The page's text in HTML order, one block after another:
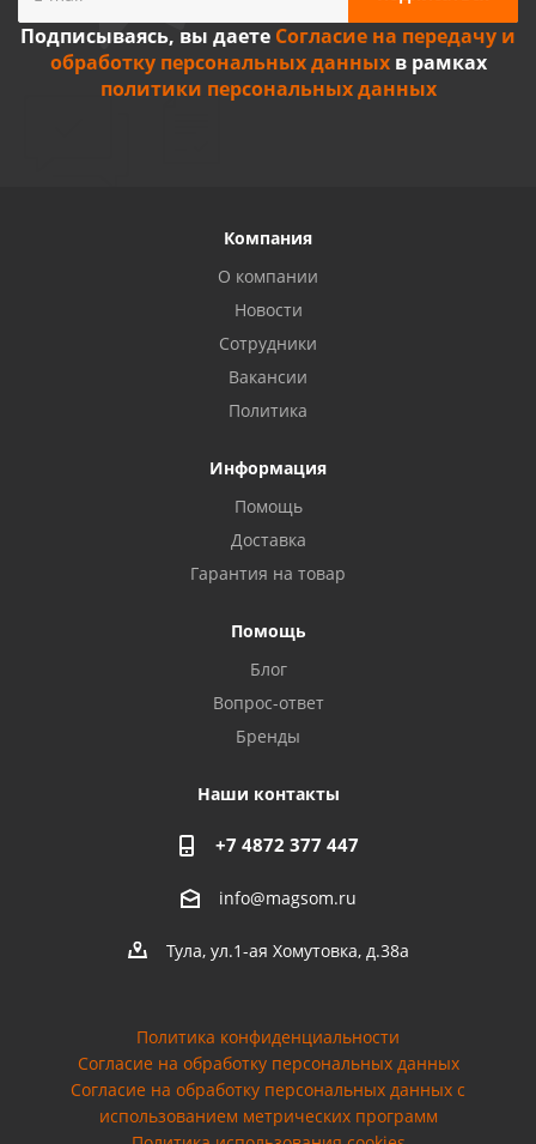
Подписываясь, вы даете Согласие на передачу и
обработку персональных данныхв рамках
политики персональных данных
Компания
О компании
Новости
Сотрудники
Вакансии
Политика
Информация
Помощь
Доставка
Гарантия на товар
Помощь
Блог
Вопрос-ответ
Бренды
Наши контакты
+7 4872 377 447
info@magsom.ru
Тула, ул.1-ая Хомутовка, д.38а
Политика конфиденциальности
Согласие на обработку персональных данных
Cогласие на обработку персональных данных с
использованием метрических программ